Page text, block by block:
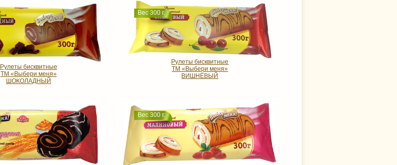
Рулеты бисквитные
ТМ «Выбери меня»
ШОКОЛАДНЫЙ
Вес 300 г.
Рулеты бисквитные
ТМ «Выбери меня»
ВИШНЁВЫЙ
Вес 300 г.